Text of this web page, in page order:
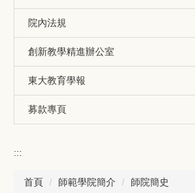
院內法規
創新教學精進辦公室
東大教育學報
募款專頁
:::
首頁 師範學院簡介 師院簡史